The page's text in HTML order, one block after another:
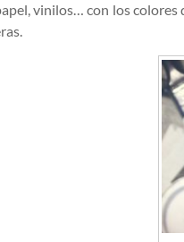
vinilos… con los colores